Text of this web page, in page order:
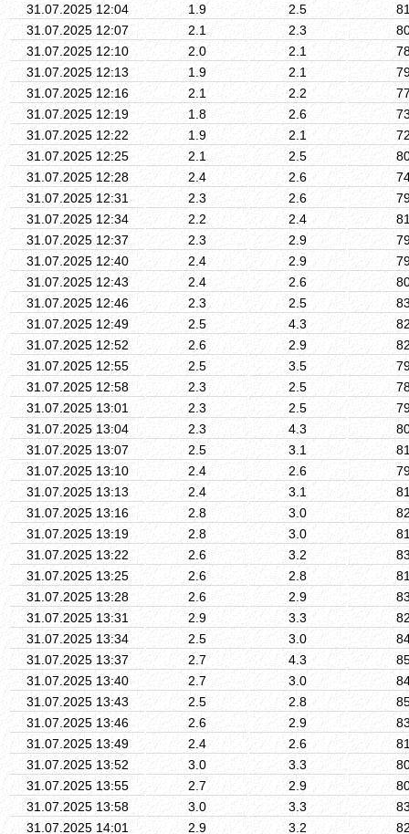
31.07.2025 12:04
1.9 2.5
31.07.2025 12:07
2.1 2.3
31.07.2025 12:10
2.0 2.1
31.07.2025 12:13
1.9 2.1
31.07.2025 12:16
2.1 2.2
31.07.2025 12:19
1.8 2.6
31.07.2025 12:22
1.9 2.1
31.07.2025 12:25
2.1 2.5
31.07.2025 12:28
2.4 2.6
31.07.2025 12:31
2.3 2.6
31.07.2025 12:34
2.2 2.4
31.07.2025 12:37
2.3 2.9
31.07.2025 12:40
2.4 2.9
31.07.2025 12:43
2.4 2.6
31.07.2025 12:46
2.3 2.5
31.07.2025 12:49
2.5 4.3
31.07.2025 12:52
2.6 2.9
31.07.2025 12:55
2.5 3.5
31.07.2025 12:58
2.3 2.5
31.07.2025 13:01
2.3 2.5
31.07.2025 13:04
2.3 4.3
31.07.2025 13:07
2.5 3.1
31.07.2025 13:10
2.4 2.6
31.07.2025 13:13
2.4 3.1
31.07.2025 13:16
2.8 3.0
31.07.2025 13:19
2.8 3.0
31.07.2025 13:22
2.6 3.2
31.07.2025 13:25
2.6 2.8
31.07.2025 13:28
2.6 2.9
31.07.2025 13:31
2.9 3.3
31.07.2025 13:34
2.5 3.0
31.07.2025 13:37
2.7 4.3
31.07.2025 13:40
2.7 3.0
31.07.2025 13:43
2.5 2.8
31.07.2025 13:46
2.6 2.9
31.07.2025 13:49
2.4 2.6
31.07.2025 13:52
3.0 3.3
31.07.2025 13:55
2.7 2.9
31.07.2025 13:58
3.0 3.3
31.07.2025 14:01
2.9 3.2